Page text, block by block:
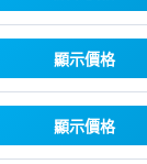
顯示價格
顯示價格